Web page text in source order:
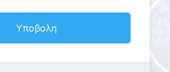
Υποβολη